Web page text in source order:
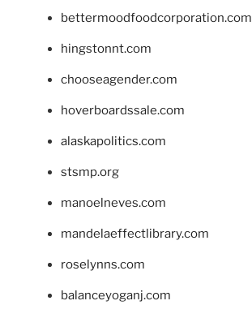
bettermoodfoodcorporation.com
hingstonnt.com
chooseagender.com
hoverboardssale.com
alaskapolitics.com
stsmp.org
manoelneves.com
mandelaeffectlibrary.com
roselynns.com
balanceyoganj.com